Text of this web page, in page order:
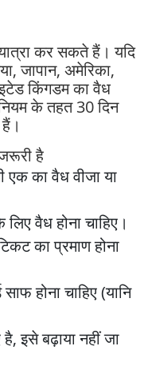
कर सकते हैं। यदि
जापान, अमेरिका,
किंगडम का वैध
के तहत 30 दिन
है
एक का वैध वीजा या
वैध होना चाहिए।
का प्रमाण होना
होना चाहिए (यानि
इसे बढ़ाया नहीं जा